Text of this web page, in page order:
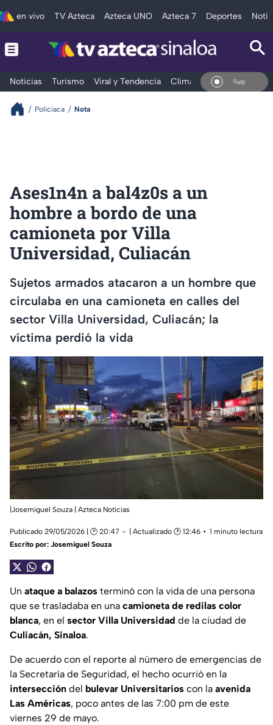
en vivo TV Azteca Azteca UNO Azteca 7 Deportes
Noticias Turismo Viral y Tendencia Clima Deportes
En Vivo
Policiaca Nota
Ases1n4n a bal4z0s a un
hombre a bordo de una
camioneta por Villa
Universidad, Culiacán
Sujetos armados atacaron a un hombre que
circulaba en una camioneta en calles del
sector Villa Universidad, Culiacán; la
víctima perdió la vida
|Josemiguel Souza | Azteca Noticias
Publicado 29/05/2026 | 🕑 20:47 | Actualizado 🕑 12:46
1 minuto lectura
Escrito por: Josemiguel Souza
Un ataque a balazos terminó con la vida de una persona
que se trasladaba en una camioneta de redilas color
blanca, en el sector Villa Universidad de la ciudad de
Culiacán, Sinaloa.
De acuerdo con el reporte al número de emergencias de
la Secretaría de Seguridad, el hecho ocurrió en la
intersección del bulevar Universitarios con la avenida
Las Américas, poco antes de las 7:00 pm de este
viernes 29 de mayo.